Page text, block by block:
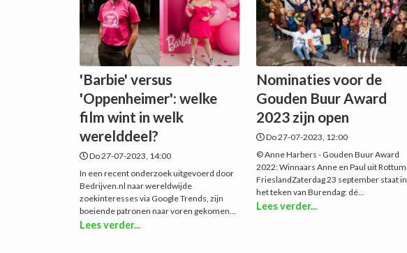
'Barbie' versus
'Oppenheimer': welke
film wint in welk
werelddeel?
Do 27-07-2023, 14:00
In een recent onderzoek uitgevoerd door
Bedrijven.nl naar wereldwijde
zoekinteresses via Google Trends, zijn
boeiende patronen naar voren gekomen...
Lees verder...
Nominaties voor de
Gouden Buur Award
2023 zijn open
Do 27-07-2023, 12:00
© Anne Harbers - Gouden Buur Award
2022: Winnaars Anne en Paul uit Rottum,
FrieslandZaterdag 23 september staat in
het teken van Burendag: dé...
Lees verder...